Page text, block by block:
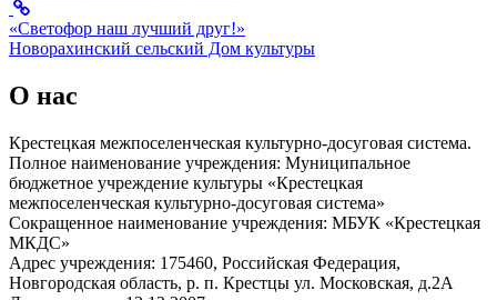
«Светофор наш лучший друг!»
Новорахинский сельский Дом культуры
О нас
Крестецкая межпоселенческая культурно-досуговая система.
Полное наименование учреждения: Муниципальное
бюджетное учреждение культуры «Крестецкая
межпоселенческая культурно-досуговая система»
Сокращенное наименование учреждения: МБУК «Крестецкая
МКДС»
Адрес учреждения: 175460, Российская Федерация,
Новгородская область, р. п. Крестцы ул. Московская, д.2А